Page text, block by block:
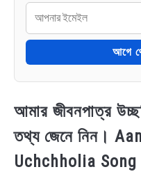
আগে
আমার জীবনপাত্র
তথ্য জেনে নিন।
Uchchholia